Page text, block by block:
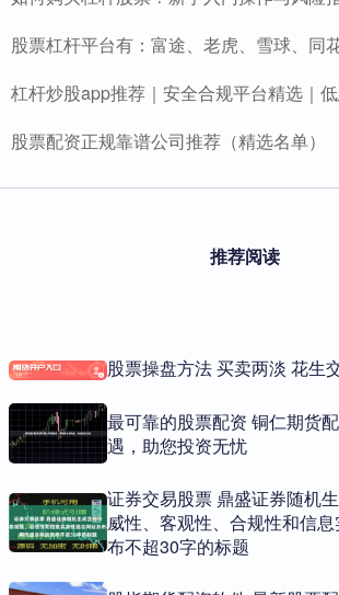
股票杠杆平台有：富途、老虎、雪球、同
杠杆炒股app推荐｜安全合规平台精选｜
股票配资正规靠谱公司推荐（精选名单）
推荐阅读
股票操盘方法 买卖两淡 花生
最可靠的股票配资 铜仁期货
遇，助您投资无忧
证券交易股票 鼎盛证券随机
威性、客观性、合规性和信
布不超30字的标题